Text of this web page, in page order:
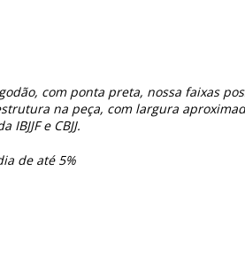
com ponta preta, nossa faixas
na peça, com largura
e CBJJ.
de até 5%